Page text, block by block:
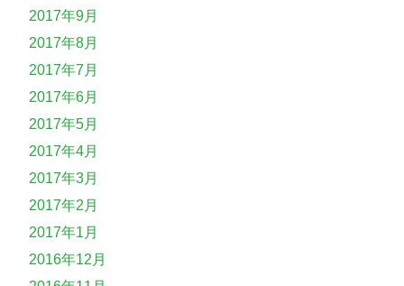
2017年9月
2017年8月
2017年7月
2017年6月
2017年5月
2017年4月
2017年3月
2017年2月
2017年1月
2016年12月